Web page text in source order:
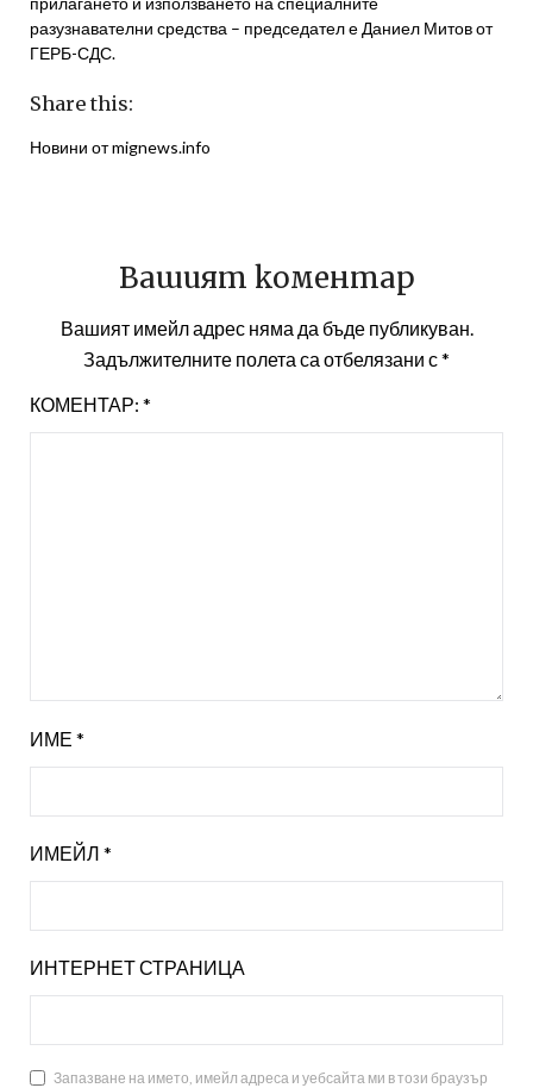
разузнавателни средства – председател е Даниел Митов от
ГЕРБ-СДС.
Share this:
Новини от mignews.info
Вашият коментар
Вашият имейл адрес няма да бъде публикуван.
Задължителните полета са отбелязани с*
КОМЕНТАР: *
ИМЕ *
ИМЕЙЛ *
ИНТЕРНЕТ СТРАНИЦА
Запазване на името, имейл адреса и уебсайта ми в този браузър